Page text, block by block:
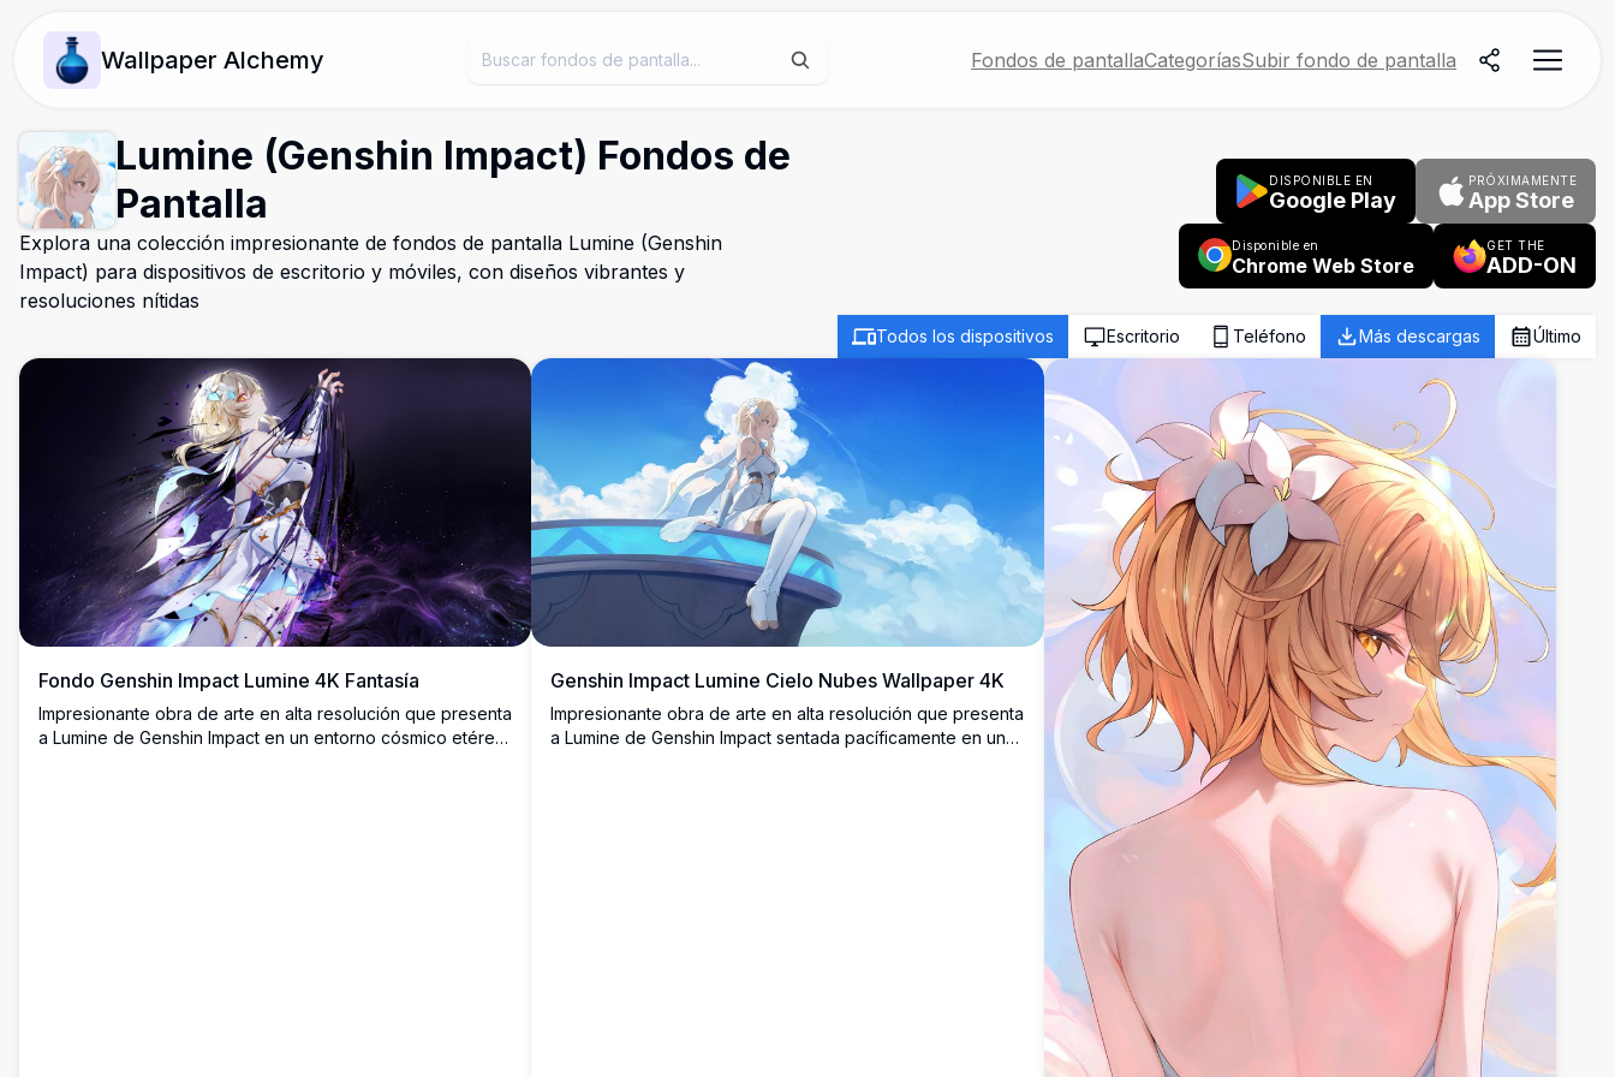
Wallpaper Alchemy Fondos de pantallaCategoríasSubir fondo de pantalla
Lumine (Genshin Impact) Fondos de
Pantalla
Explora una colección impresionante de fondos de pantalla Lumine (Genshin
Impact) para dispositivos de escritorio y móviles, con diseños vibrantes y
resoluciones nítidas
DISPONIBLE EN
Google Play
PRÓXIMAMENTE
App Store
Disponible en
Chrome Web Store
GET THE
ADD-ON
Todos los dispositivos Escritorio Teléfono Más descargas Último
Fondo Genshin Impact Lumine 4K Fantasía
Impresionante obra de arte en alta resolución que presenta
a Lumine de Genshin Impact en un entorno cósmico etéreo.
Genshin Impact Lumine Cielo Nubes Wallpaper 4K
Impresionante obra de arte en alta resolución que presenta
a Lumine de Genshin Impact sentada pacíficamente en una